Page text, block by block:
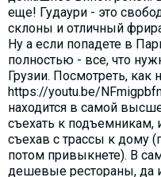
еще! Гудаури - это
склоны и отличный
Ну а если попадете в
полностью - все, что
Грузии. Посмотреть,
https://youtu.be/
находится в самой
съехать к подъемникам,
съехав с трассы к дому
потом привыкнете). В
дешевые рестораны, да